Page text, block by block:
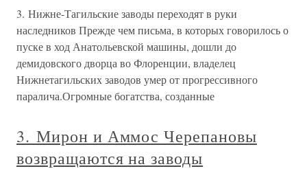
3. Нижне-Тагильские заводы переходят в руки
наследников Прежде чем письма, в которых говорилось о
пуске в ход Анатольевской машины, дошли до
демидовского дворца во Флоренции, владелец
Нижнетагильских заводов умер от прогрессивного
паралича.Огромные богатства, созданные
3. Мирон и Аммос Черепановы
возвращаются на заводы